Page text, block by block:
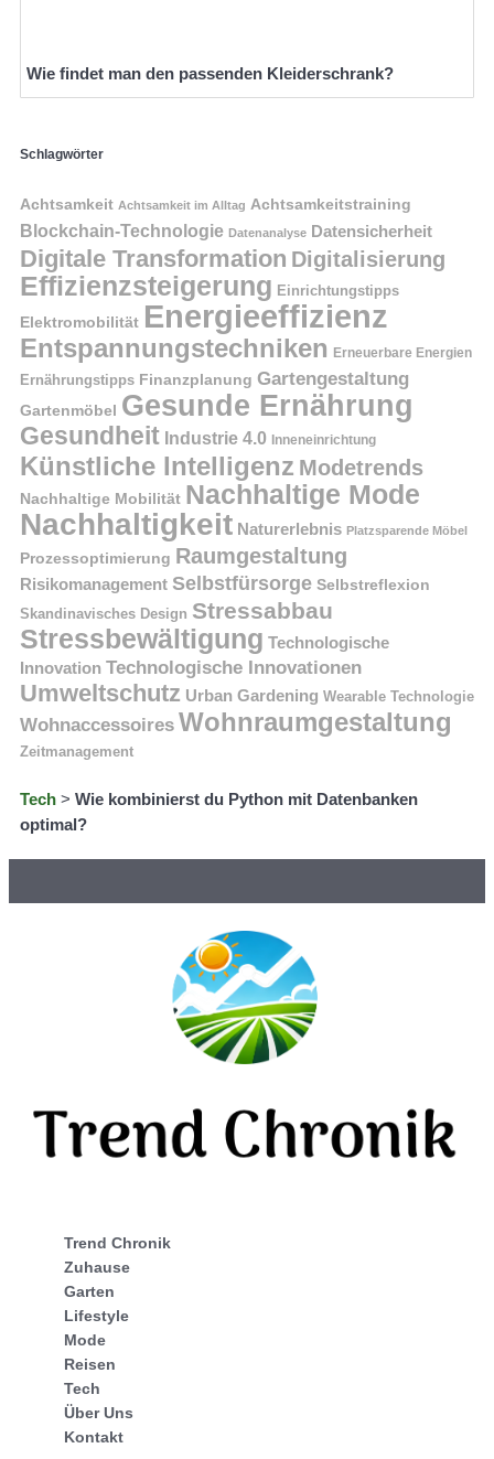
Wie findet man den passenden Kleiderschrank?
Schlagwörter
Achtsamkeit Achtsamkeit im Alltag Achtsamkeitstraining
Blockchain-Technologie Datenanalyse Datensicherheit
Digitale Transformation Digitalisierung
Effizienzsteigerung Einrichtungstipps
Elektromobilität Energieeffizienz
Entspannungstechniken Erneuerbare Energien
Ernährungstipps Finanzplanung Gartengestaltung
Gartenmöbel Gesunde Ernährung
Gesundheit Industrie 4.0 Inneneinrichtung
Künstliche Intelligenz Modetrends
Nachhaltige Mobilität Nachhaltige Mode
Nachhaltigkeit Naturerlebnis Platzsparende Möbel
Prozessoptimierung Raumgestaltung
Risikomanagement Selbstfürsorge Selbstreflexion
Skandinavisches Design Stressabbau
Stressbewältigung Technologische
Innovation Technologische Innovationen
Umweltschutz Urban Gardening Wearable Technologie
Wohnaccessoires Wohnraumgestaltung
Zeitmanagement
Tech > Wie kombinierst du Python mit Datenbanken
optimal?
Trend Chronik
Zuhause
Garten
Lifestyle
Mode
Reisen
Tech
Über Uns
Kontakt